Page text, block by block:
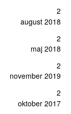
august 2018
2
maj 2018
2
november 2019
2
oktober 2017
2